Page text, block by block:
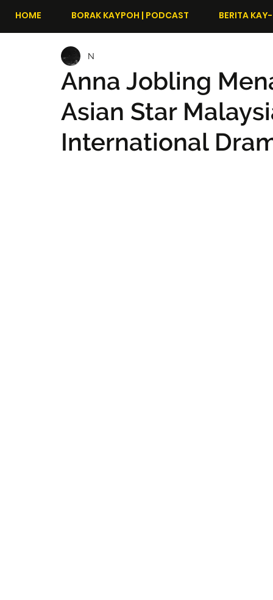
HOME BORAK KAYPOH | PODCAST BERITA
Anna Jobling
Asian Star
International
N